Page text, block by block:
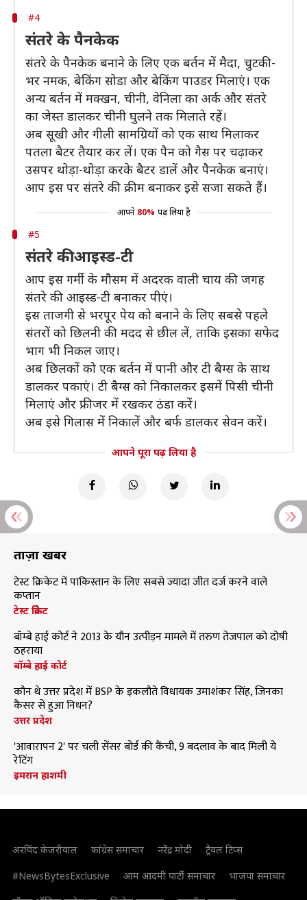
#4
संतरे के पैनकेक
संतरे के पैनकेक बनाने के लिए एक बर्तन में मैदा, चुटकी-
भर नमक, बेकिंग सोडा और बेकिंग पाउडर मिलाएं। एक
अन्य बर्तन में मक्खन, चीनी, वेनिला का अर्क और संतरे
का जेस्त डालकर चीनी घुलने तक मिलाते रहें।
अब सूखी और गीली सामग्रियों को एक साथ मिलाकर
पतला बैटर तैयार कर लें। एक पैन को गैस पर चढ़ाकर
उसपर थोड़ा-थोड़ा करके बैटर डालें और पैनकेक बनाएं।
आप इस पर संतरे की क्रीम बनाकर इसे सजा सकते हैं।
आपने 80% पढ़ लिया है
#5
संतरे की आइस्ड-टी
आप इस गर्मी के मौसम में अदरक वाली चाय की जगह
संतरे की आइस्ड-टी बनाकर पीएं।
इस ताजगी से भरपूर पेय को बनाने के लिए सबसे पहले
संतरों को छिलनी की मदद से छील लें, ताकि इसका सफेद
भाग भी निकल जाए।
अब छिलकों को एक बर्तन में पानी और टी बैग्स के साथ
डालकर पकाएं। टी बैग्स को निकालकर इसमें पिसी चीनी
मिलाएं और फ्रीजर में रखकर ठंडा करें।
अब इसे गिलास में निकालें और बर्फ डालकर सेवन करें।
आपने पूरा पढ़ लिया है
ताज़ा खबरें
टेस्ट क्रिकेट में पाकिस्तान के लिए सबसे ज्यादा जीत दर्ज करने वाले
कप्तान
टेस्ट क्रिकेट
बॉम्बे हाई कोर्ट ने 2013 के यौन उत्पीड़न मामले में तरुण तेजपाल को दोषी
ठहराया
बॉम्बे हाई कोर्ट
कौन थे उत्तर प्रदेश में BSP के इकलौते विधायक उमाशंकर सिंह, जिनका
कैंसर से हुआ निधन?
उत्तर प्रदेश
'आवारापन 2' पर चली सेंसर बोर्ड की कैंची, 9 बदलाव के बाद मिली ये
रेटिंग
इमरान हाशमी
अरविंद केजरीवाल कांग्रेस समाचार नरेंद्र मोदी
ट्रैवल टिप्स
#NewsBytesExclusive
आम आदमी पार्टी समाचार
भाजपा समाचार